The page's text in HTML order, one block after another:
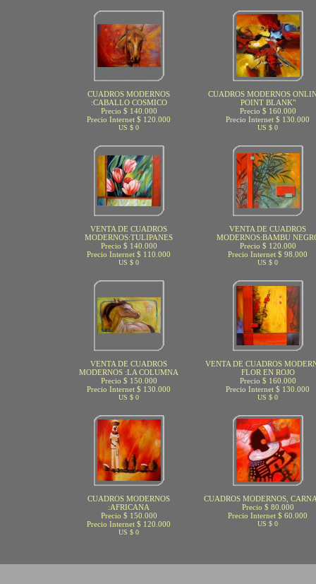
CUADROS MODERNOS
:CABALLO COSMICO
Precio $ 140.000
Precio Internet $ 120.000
US $ 0
CUADROS MODERNOS
POINT BLANK"
Precio $ 160.000
Precio Internet $ 130.000
US $ 0
VENTA DE CUADROS
MODERNOS:TULIPANES
Precio $ 140.000
Precio Internet $ 110.000
US $ 0
VENTA DE CUADROS
MODERNOS:BAMBU
Precio $ 120.000
Precio Internet $ 98.000
US $ 0
VENTA DE CUADROS
MODERNOS :LA COLUMNA
Precio $ 150.000
Precio Internet $ 130.000
US $ 0
VENTA DE CUADROS
FLOR EN ROJO
Precio $ 160.000
Precio Internet $ 130.000
US $ 0
CUADROS MODERNOS
:AFRICANA
Precio $ 150.000
Precio Internet $ 120.000
US $ 0
CUADROS MODERNOS,
Precio $ 80.000
Precio Internet $ 60.000
US $ 0